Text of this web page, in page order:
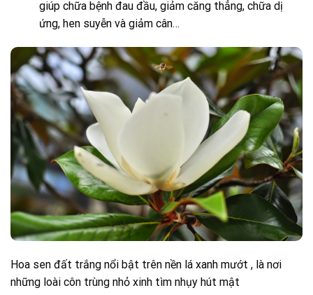
giúp chữa bệnh đau đầu, giảm căng thẳng, chữa dị
ứng, hen suyễn và giảm cân…
Hoa sen đất trắng nổi bật trên nền lá xanh mướt , là nơi
những loài côn trùng nhỏ xinh tìm nhụy hút mật